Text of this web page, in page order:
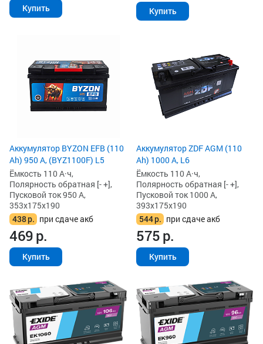
Купить Купить
Аккумулятор BYZON EFB (110
Ah) 950 А, (BYZ1100F) L5
Ёмкость 110 А·ч,
Полярность обратная [- +],
Пусковой ток 950 А,
353x175x190
438р. при сдаче акб
469р.
Купить
Аккумулятор ZDF AGM (110
Ah) 1000 А, L6
Ёмкость 110 А·ч,
Полярность обратная [- +],
Пусковой ток 1000 А,
393x175x190
544р. при сдаче акб
575р.
Купить